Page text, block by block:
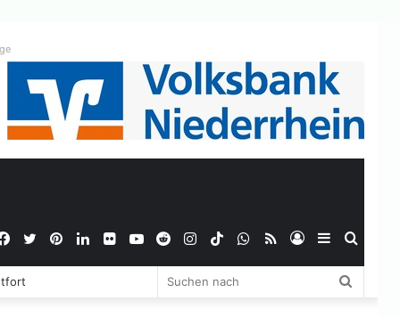
Sidebar
Anmelden
RSS
WhatsApp
TikTok
Instagram
Reddit
YouTube
Flickr
LinkedIn
Pinterest
Twitter
Facebook